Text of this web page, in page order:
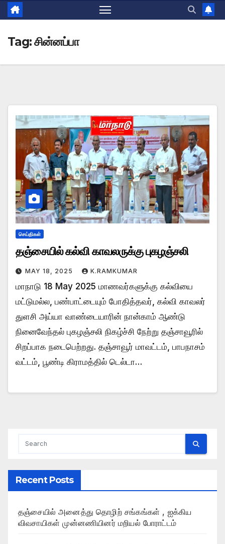
Tag:சின்னப்பா
செய்திகள்
தஞ்சையில் கல்வி காவலருக்கு புகழஞ்சலி
MAY 18, 2025 K.RAMKUMAR
மாநாடு 18 May 2025 மாணவர்களுக்கு கல்வியை
மட்டுமல்ல, பண்பாட்டையும் போதித்தவர், கல்வி காவலர்
துளசி அய்யா வாண்டையாரின் நான்காம் ஆண்டு
நினைவேந்தல் புகழஞ்சலி நிகழ்ச்சி நேற்று தஞ்சாவூரில்
சிறப்பாக நடைபெற்றது. தஞ்சாவூர் மாவட்டம், பாபநாசம்
வட்டம், பூண்டி கிராமத்தில் டெல்டா…
Recent Posts
தஞ்சையில் அனைத்து தொழிற் சங்கங்கள் , ஐக்கிய
விவசாயிகள் முன்னணியினர் மறியல் போராட்டம்